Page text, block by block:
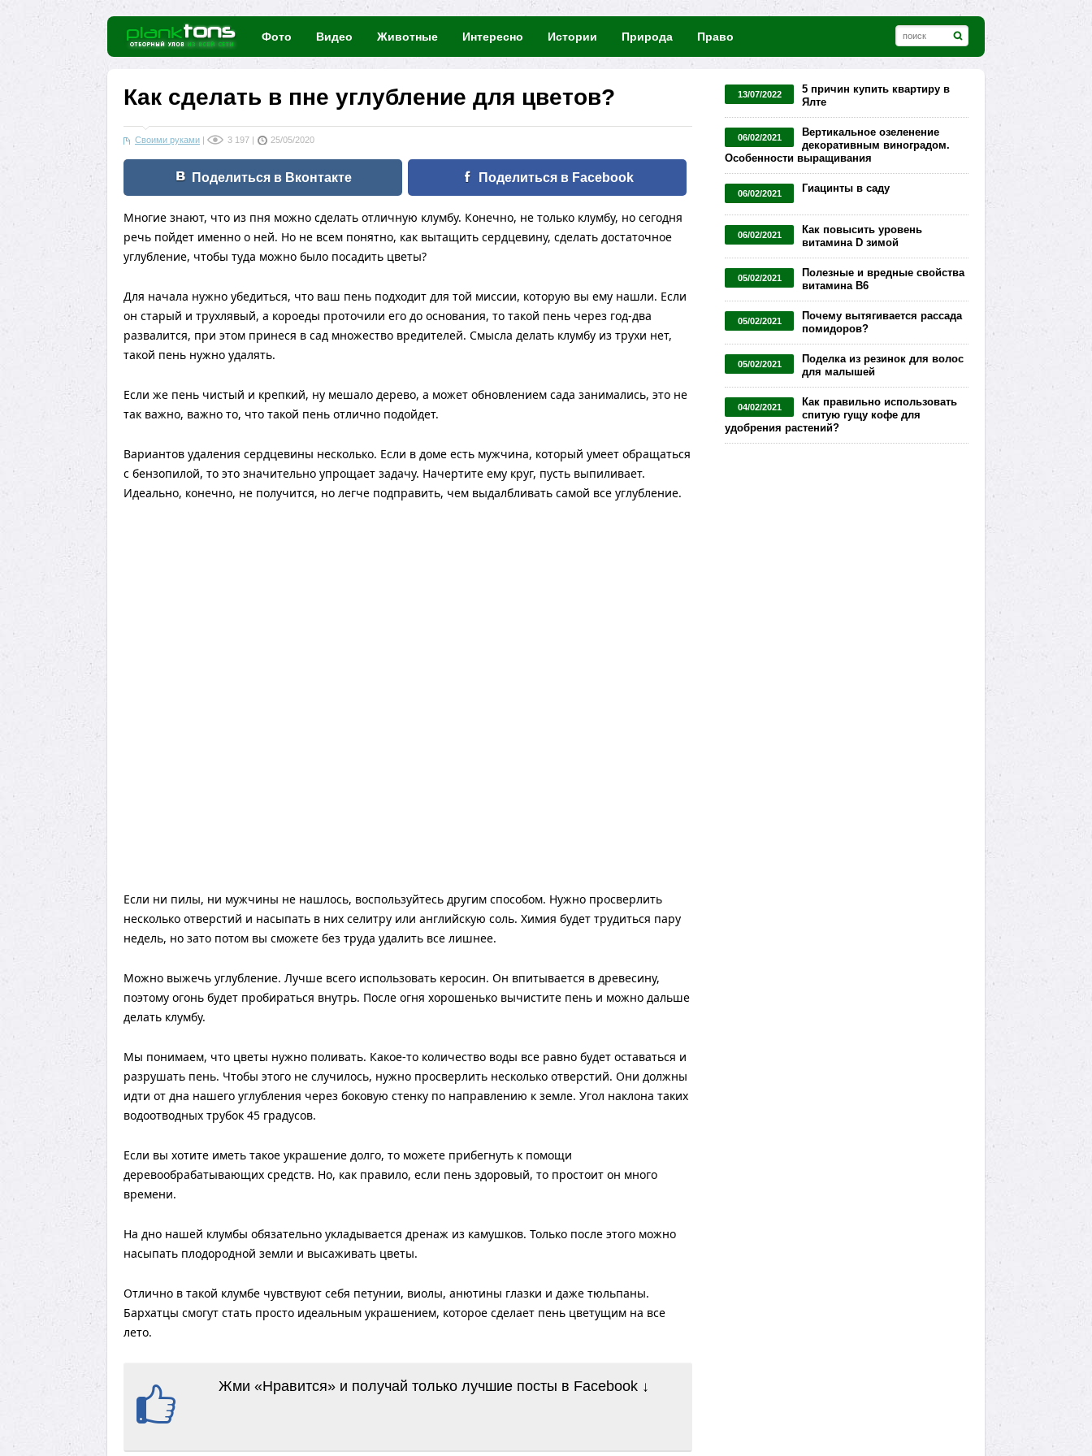
Фото Видео Животные Интересно Истории Природа Право
Как сделать в пне углубление для цветов?
Своими руками | 3 197 | 25/05/2020
Поделиться в Вконтакте Поделиться в Facebook
Многие знают, что из пня можно сделать отличную клумбу. Конечно, не только клумбу, но сегодня
речь пойдет именно о ней. Но не всем понятно, как вытащить сердцевину, сделать достаточное
углубление, чтобы туда можно было посадить цветы?
Для начала нужно убедиться, что ваш пень подходит для той миссии, которую вы ему нашли. Если
он старый и трухлявый, а короеды проточили его до основания, то такой пень через год-два
развалится, при этом принеся в сад множество вредителей. Смысла делать клумбу из трухи нет,
такой пень нужно удалять.
Если же пень чистый и крепкий, ну мешало дерево, а может обновлением сада занимались, это не
так важно, важно то, что такой пень отлично подойдет.
Вариантов удаления сердцевины несколько. Если в доме есть мужчина, который умеет обращаться
с бензопилой, то это значительно упрощает задачу. Начертите ему круг, пусть выпиливает.
Идеально, конечно, не получится, но легче подправить, чем выдалбливать самой все углубление.
Если ни пилы, ни мужчины не нашлось, воспользуйтесь другим способом. Нужно просверлить
несколько отверстий и насыпать в них селитру или английскую соль. Химия будет трудиться пару
недель, но зато потом вы сможете без труда удалить все лишнее.
Можно выжечь углубление. Лучше всего использовать керосин. Он впитывается в древесину,
поэтому огонь будет пробираться внутрь. После огня хорошенько вычистите пень и можно дальше
делать клумбу.
Мы понимаем, что цветы нужно поливать. Какое-то количество воды все равно будет оставаться и
разрушать пень. Чтобы этого не случилось, нужно просверлить несколько отверстий. Они должны
идти от дна нашего углубления через боковую стенку по направлению к земле. Угол наклона таких
водоотводных трубок 45 градусов.
Если вы хотите иметь такое украшение долго, то можете прибегнуть к помощи
деревообрабатывающих средств. Но, как правило, если пень здоровый, то простоит он много
времени.
На дно нашей клумбы обязательно укладывается дренаж из камушков. Только после этого можно
насыпать плодородной земли и высаживать цветы.
Отлично в такой клумбе чувствуют себя петунии, виолы, анютины глазки и даже тюльпаны.
Бархатцы смогут стать просто идеальным украшением, которое сделает пень цветущим на все
лето.
Жми «Нравится» и получай только лучшие посты в Facebook ↓
13/07/2022
5 причин купить квартиру в
Ялте
06/02/2021
Вертикальное озеленение
декоративным виноградом.
Особенности выращивания
06/02/2021 Гиацинты в саду
06/02/2021
Как повысить уровень
витамина D зимой
05/02/2021
Полезные и вредные свойства
витамина В6
05/02/2021
Почему вытягивается рассада
помидоров?
05/02/2021
Поделка из резинок для волос
для малышей
04/02/2021
Как правильно использовать
спитую гущу кофе для
удобрения растений?